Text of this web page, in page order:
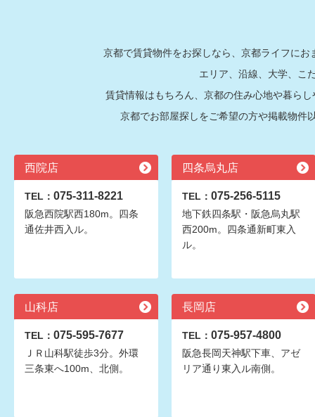
京都で賃貸物件をお探しなら、京都ライフに
エリア、沿線、大学、こ
賃貸情報はもちろん、京都の住み心地や暮ら
京都でお部屋探しをご希望の方や掲載物件
西院店
TEL： 075-311-8221
阪急西院駅西180m。四条
通佐井西入ル。
四条烏丸店
TEL： 075-256-5115
地下鉄四条駅・阪急烏丸駅
西200m。四条通新町東入
ル。
山科店
TEL： 075-595-7677
ＪＲ山科駅徒歩3分。外環
三条東へ100m、北側。
長岡店
TEL： 075-957-4800
阪急長岡天神駅下車、アゼ
リア通り東入ル南側。